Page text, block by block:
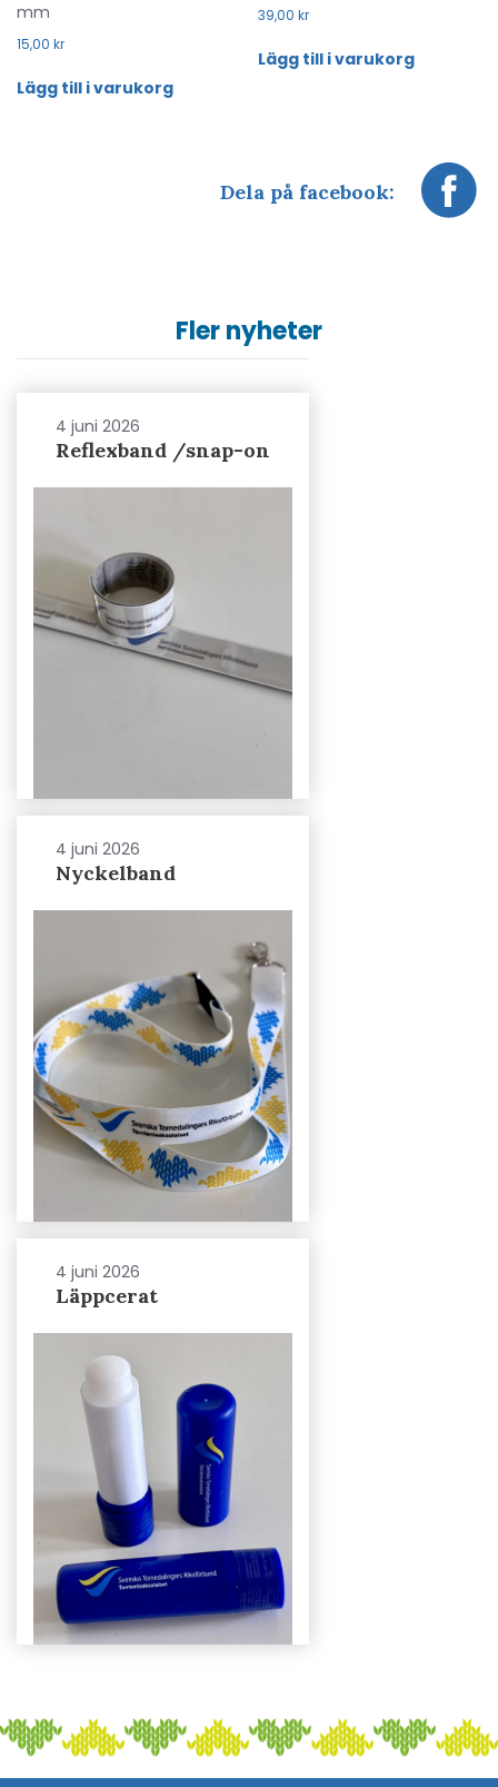
mm
15,00 kr
Lägg till i varukorg
39,00kr
Lägg till i varukorg
Dela på facebook:
Fler nyheter
4 juni 2026
Reflexband /snap-on
4 juni 2026
Nyckelband
4 juni 2026
Läppcerat